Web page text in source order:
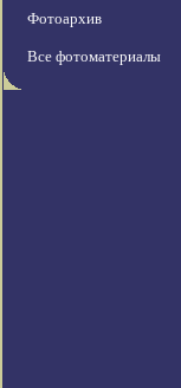
Фотоархив
Все фотоматериалы